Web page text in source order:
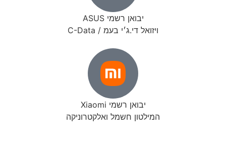
יבואן רשמי ASUS
ויזואל די.ג׳י בעמ / C-Data
יבואן רשמי Xiaomi
המילטון חשמל ואלקטרוניקה